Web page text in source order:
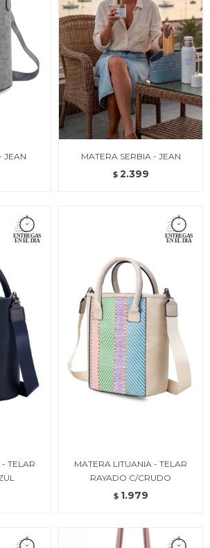
JEAN MATERA SERBIA - JEAN
$ 2.399
TELAR
MATERA LITUANIA - TELAR
RAYADO C/CRUDO
$ 1.979